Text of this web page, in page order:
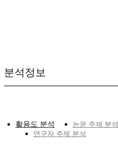
분석정보
활용도 분석
논문 주제 분석
연구자 주제 분석